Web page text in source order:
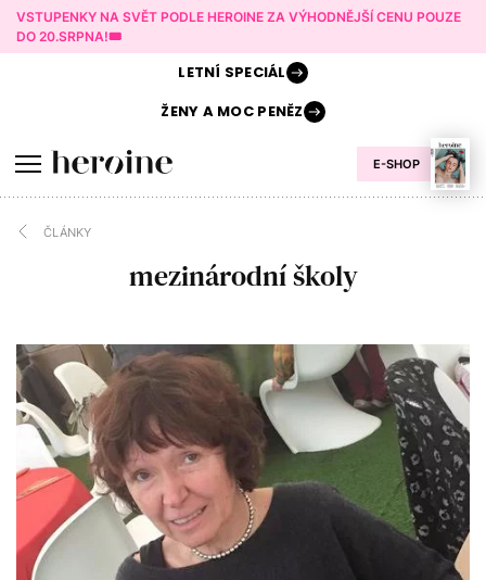
VSTUPENKY NA SVĚT PODLE HEROINE ZA VÝHODNĚJŠÍ CENU POUZE
DO 20.SRPNA!🎟️
E-SHOP
LETNÍ SPECIÁL
ŽENY AMOC PENĚZ
ČLÁNKY
mezinárodní školy